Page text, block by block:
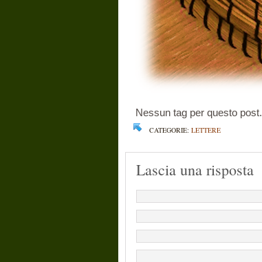
Nessun tag per questo post.
CATEGORIE: LETTERE
Lascia una risposta